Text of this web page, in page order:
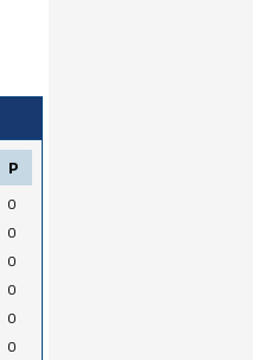
P
0
0
0
0
0
0